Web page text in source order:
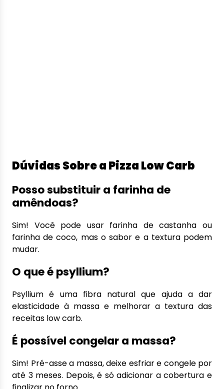
Dúvidas Sobre a Pizza Low Carb
Posso substituir a farinha de
amêndoas?
Sim! Você pode usar farinha de castanha ou
farinha de coco, mas o sabor e a textura podem
mudar.
O que é psyllium?
Psyllium é uma fibra natural que ajuda a dar
elasticidade à massa e melhorar a textura das
receitas low carb.
É possível congelar a massa?
Sim! Pré-asse a massa, deixe esfriar e congele por
até 3 meses. Depois, é só adicionar a cobertura e